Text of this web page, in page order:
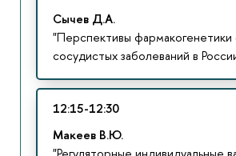
Сычев Д.А.
"Перспективы
сосудистых заболеваний в
12:15-12:30
Макеев В.Ю.